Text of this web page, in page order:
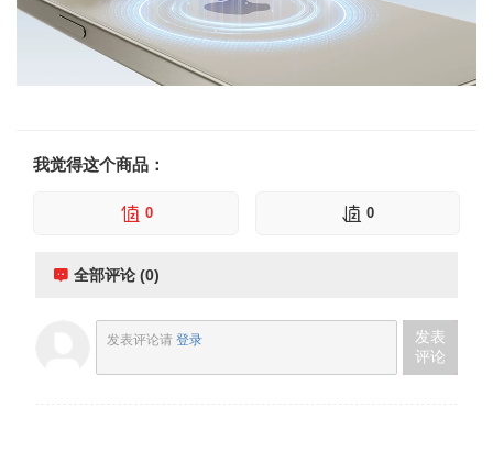
我觉得这个商品：
0 0
全部评论 (0)
发表评论请 登录
发表
评论